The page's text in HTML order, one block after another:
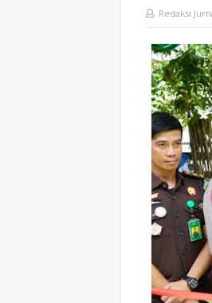
Redaksi